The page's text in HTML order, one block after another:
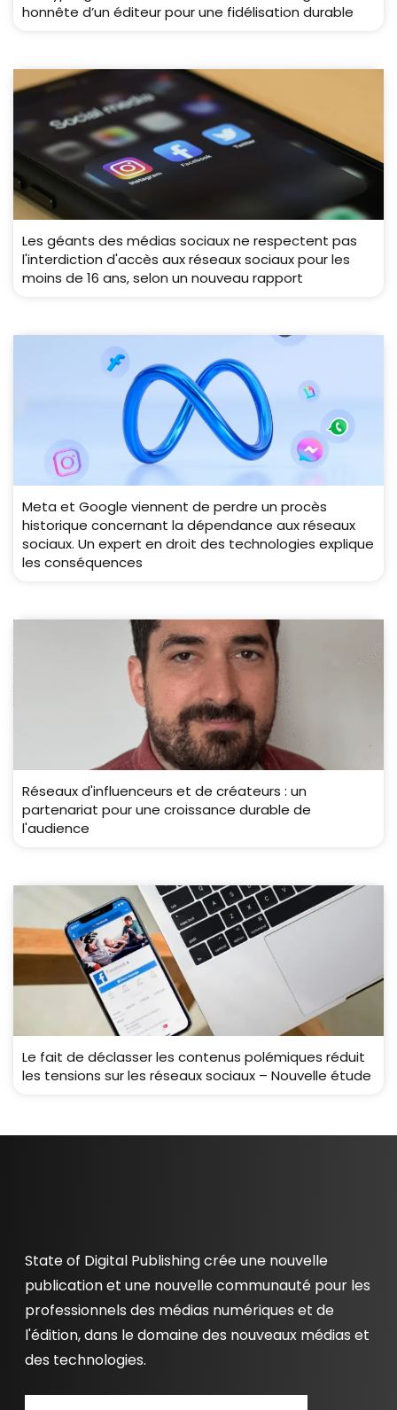
honnête d’un éditeur pour une fidélisation durable
Les géants des médias sociaux ne respectent pas
l'interdiction d'accès aux réseaux sociaux pour les
moins de 16 ans, selon un nouveau rapport
Meta et Google viennent de perdre un procès
historique concernant la dépendance aux réseaux
sociaux. Un expert en droit des technologies explique
les conséquences
Réseaux d'influenceurs et de créateurs : un
partenariat pour une croissance durable de
l'audience
Le fait de déclasser les contenus polémiques réduit
les tensions sur les réseaux sociaux – Nouvelle étude
State of Digital Publishing crée une nouvelle
publication et une nouvelle communauté pour les
professionnels des médias numériques et de
l'édition, dans le domaine des nouveaux médias et
des technologies.